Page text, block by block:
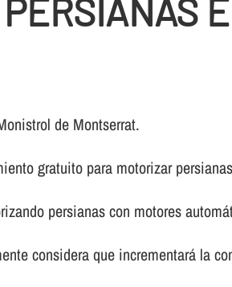
de Montserrat.
gratuito para motorizar
persianas con motores
considera que incrementará la